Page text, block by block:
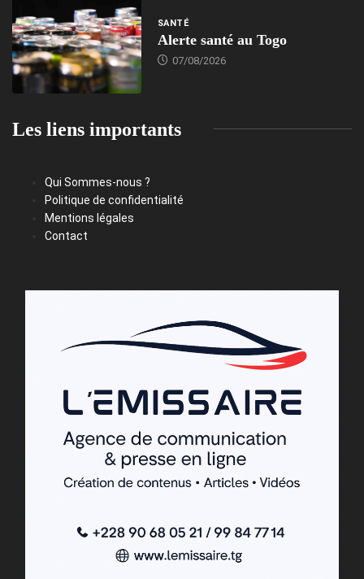
SANTÉ
Alerte santé au Togo
07/08/2026
Les liens importants
Qui Sommes-nous ?
Politique de confidentialité
Mentions légales
Contact